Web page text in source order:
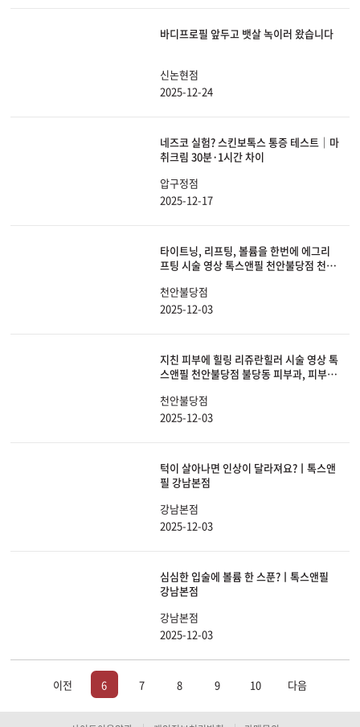
바디프로필 앞두고 뱃살 녹이러 왔습니다
신논현점
2025-12-24
네즈코 실험? 스킨보톡스 통증 테스트｜마
취크림 30분·1시간 차이
압구정점
2025-12-17
타이트닝, 리프팅, 볼륨을 한번에 에그리
프팅 시술 영상 톡스앤필 천안불당점 천안
천안불당점
2025-12-03
지친 피부에 힐링 리쥬란힐러 시술 영상 톡
스앤필 천안불당점 불당동 피부과, 피부관
천안불당점
2025-12-03
턱이 살아나면 인상이 달라져요?ㅣ톡스앤
필 강남본점
강남본점
2025-12-03
심심한 입술에 볼륨 한 스푼?ㅣ톡스앤필
강남본점
강남본점
2025-12-03
이전 6 7 8 9 10 다음